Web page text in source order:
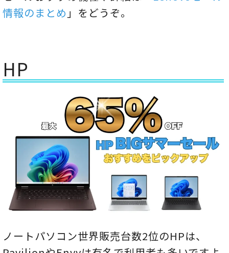
情報のまとめ 」をどうぞ。
HP
ノートパソコン世界販売台数2位のHPは、